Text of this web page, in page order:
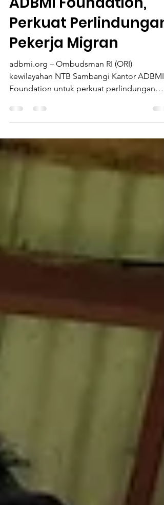
ADBMI Foundation,
Perkuat Perlindungan
Pekerja Migran
adbmi.org – Ombudsman RI (ORI)
kewilayahan NTB Sambangi Kantor ADBMI
Foundation untuk perkuat perlindungan
pekerja migran Indonesia. Hal...